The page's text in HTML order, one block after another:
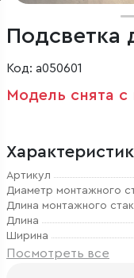
Код: a050601
Модель снята с
Артикул
Диаметр монтажного
Длина монтажного
Длина
Ширина
Посмотреть все